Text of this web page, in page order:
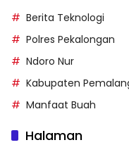
Berita Teknologi
Polres Pekalongan
Ndoro Nur
Kabupaten
Manfaat Buah
Halaman